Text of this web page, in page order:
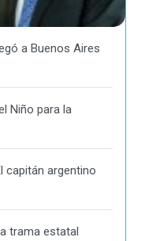
a Buenos Aires
Niño para la
capitán argentino
trama estatal